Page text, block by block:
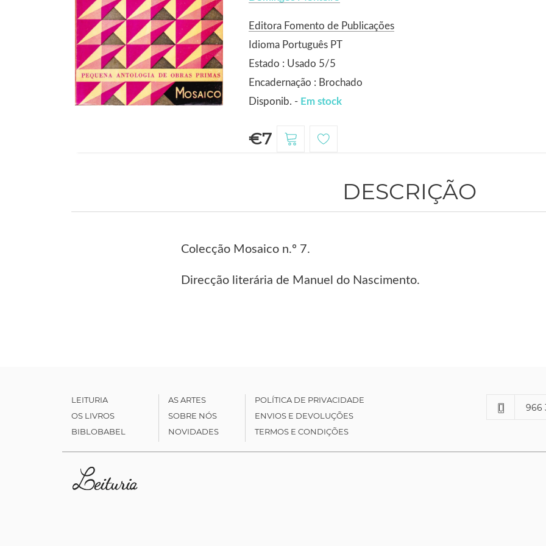
Editora Fomento de Publicações
Idioma Português PT
Estado : Usado 5/5
Encadernação : Brochado
Disponib. - Em stock
€7
DESCRIÇÃO
Colecção Mosaico n.º 7.
Direcção literária de Manuel do Nascimento.
LEITURIA
OS LIVROS
BIBLOBABEL
AS ARTES
SOBRE NÓS
NOVIDADES
POLÍTICA DE PRIVACIDADE
ENVIOS E DEVOLUÇÕES
TERMOS E CONDIÇÕES
966